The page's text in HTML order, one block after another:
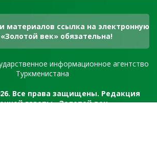
материалов ссылка на электронную
«Золотой век» обязательна!
информационное агентство
Туркменистана
Все права защищены. Редакция
газеты «Золотой век»